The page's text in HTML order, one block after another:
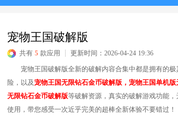
宠物王国破解版
共有 5 款应用 更新时间：2026-04-24 19:36
宠物王国破解版全新的破解内容合集中都是拥有的
险，以及宠物王国无限钻石金币破解版，宠物王国单机
无限钻石金币破解版等破解资源，真实的破解游戏功能
使用，带您感受一次近乎完美的超棒全新体验不要错过！